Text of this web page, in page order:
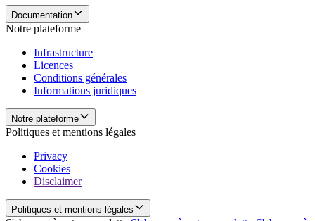
Documentation
Notre plateforme
Infrastructure
Licences
Conditions générales
Informations juridiques
Notre plateforme
Politiques et mentions légales
Privacy
Cookies
Disclaimer
Politiques et mentions légales